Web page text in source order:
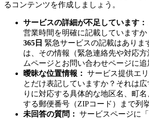
るコンテンツを作成しましょう。
サービスの詳細が不足しています：
営業時間を明確に記載していますか
365日 緊急サービスの記載はありま
は、その情報（緊急連絡先や対応
ムページとお問い合わせページに追
曖昧な位置情報： サービス提供エリ
とだけ表記していますか？それは
りに対応する具体的な地区名、町
する郵便番号（ZIPコード）まで列
未回答の質問： サービスページに